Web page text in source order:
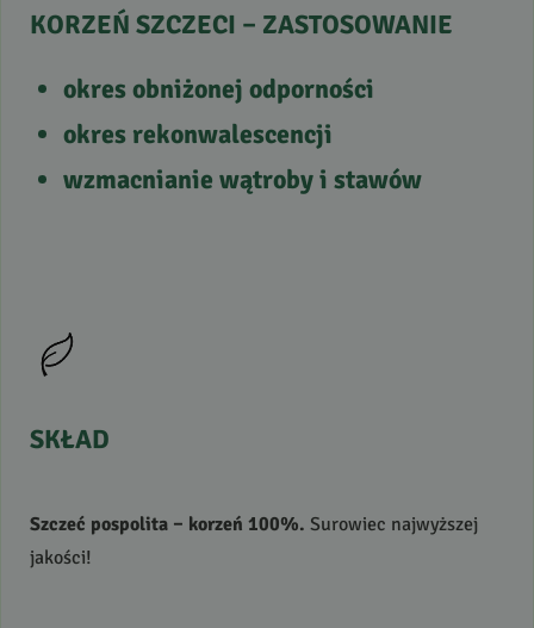
KORZEŃ SZCZECI – ZASTOSOWANIE
okres obniżonej odporności
okres rekonwalescencji
wzmacnianie wątroby i stawów
SKŁAD
Szczeć pospolita – korzeń 100%. Surowiec najwyższej
jakości!